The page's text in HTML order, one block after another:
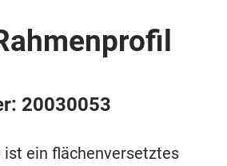
20030053
ist ein flächenversetztes